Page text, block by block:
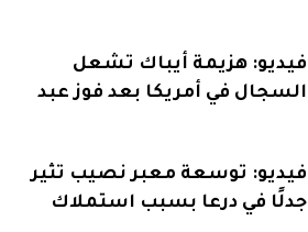
فيديو: هزيمة أيباك تشعل
السجال في أمريكا بعد فوز عبد
فيديو: توسعة معبر نصيب تثير
جدلًا في درعا بسبب استملاك